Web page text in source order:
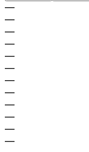
—
—
—
—
—
—
—
—
—
—
—
—